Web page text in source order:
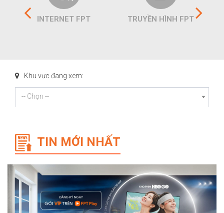
INTERNET FPT TRUYỀN HÌNH FPT
Khu vực đang xem:
-- Chọn --
TIN MỚI NHẤT